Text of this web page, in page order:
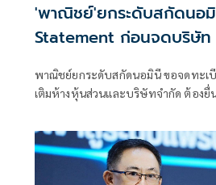
'พาณิชย์'ยกระดับสกัดนอ
Statement ก่อนจดบริษัท
พาณิชย์ยกระดับสกัดนอมินี ขอจดทะเ
เติมห้างหุ้นส่วนและบริษัทจำกัด ต้องยื่